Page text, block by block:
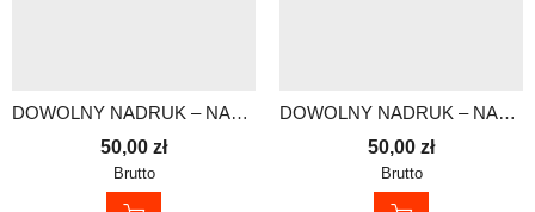
DOWOLNY NADRUK – NASZYWKA Z RZEPEM 30×10 cm
50,00 zł
Brutto
DOWOLNY NADRUK – NASZYWKA Z RZEPEM 30×10 cm
50,00 zł
Brutto